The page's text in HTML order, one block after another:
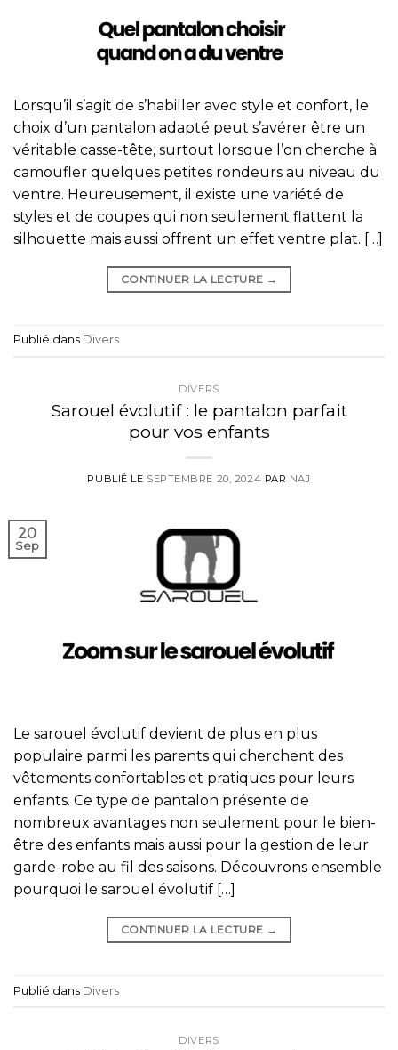
Lorsqu’il s’agit de s’habiller avec style et confort, le
choix d’un pantalon adapté peut s’avérer être un
véritable casse-tête, surtout lorsque l’on cherche à
camoufler quelques petites rondeurs au niveau du
ventre. Heureusement, il existe une variété de
styles et de coupes qui non seulement flattent la
silhouette mais aussi offrent un effet ventre plat. […]
CONTINUER LA LECTURE →
Publié dans Divers
DIVERS
Sarouel évolutif : le pantalon parfait
pour vos enfants
PUBLIÉ LE SEPTEMBRE 20, 2024 PAR NAJ
20
Sep
Le sarouel évolutif devient de plus en plus
populaire parmi les parents qui cherchent des
vêtements confortables et pratiques pour leurs
enfants. Ce type de pantalon présente de
nombreux avantages non seulement pour le bien-
être des enfants mais aussi pour la gestion de leur
garde-robe au fil des saisons. Découvrons ensemble
pourquoi le sarouel évolutif […]
CONTINUER LA LECTURE →
Publié dans Divers
DIVERS